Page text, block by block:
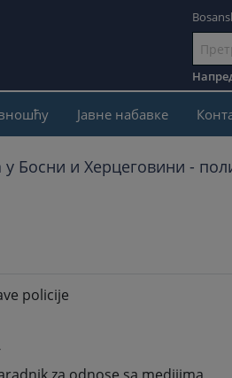
садржај
Јавне набавке
Босни и Херцеговини -
policije